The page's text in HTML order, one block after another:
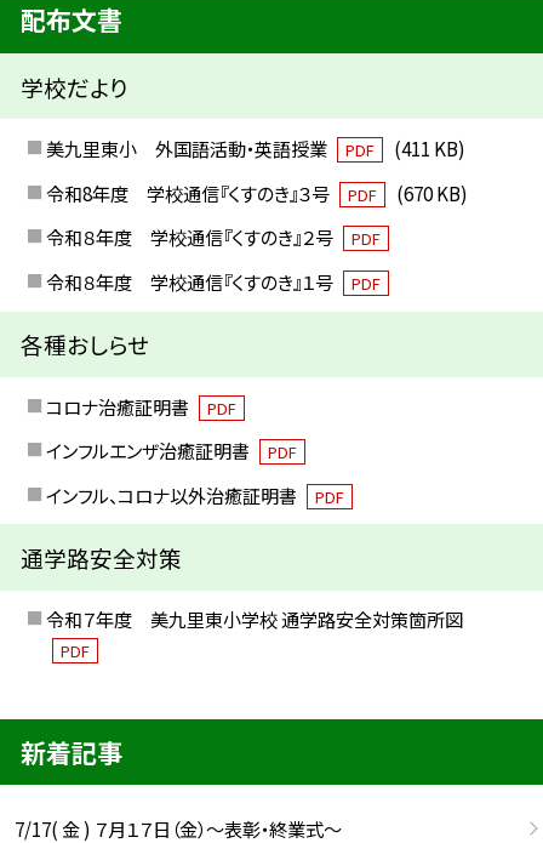
配布文書
学校だより
美九里東小 外国語活動・英語授業 PDF
(411 KB)
令和8年度 学校通信『くすのき』３号
PDF
(670 KB)
令和８年度 学校通信『くすのき』２号
PDF
令和８年度 学校通信『くすのき』１号 PDF
各種おしらせ
コロナ治癒証明書 PDF
インフルエンザ治癒証明書 PDF
インフル、コロナ以外治癒証明書 PDF
通学路安全対策
令和７年度 美九里東小学校 通学路安全対策箇所図
PDF
新着記事
7/17( 金 ) ７月１７日（金）～表彰・終業式～